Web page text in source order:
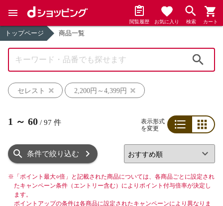
閲覧履歴 お気に入り 検索 カート
トップページ 商品一覧
セレスト
2,200円～4,399円
1 ～ 60 / 97 件
表示形式
を変更
条件で絞り込む
※ 「ポイント最大○倍」と記載された商品については、各商品ごとに設定され
たキャンペーン条件（エントリー含む）によりポイント付与倍率が決定し
ます。
ポイントアップの条件は各商品に設定されたキャンペーンにより異なりま